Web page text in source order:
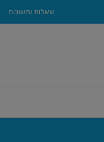
שאלות ותשובות